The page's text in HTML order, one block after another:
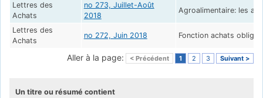
Lettres des
Achats
no 273, Juillet-Août
2018
Agroalimentaire: les
Lettres des
Achats
no 272, Juin 2018 Fonction achats
Aller à la page: < Précédent 1 2 3 Suivant >
Un titre ou résumé contient